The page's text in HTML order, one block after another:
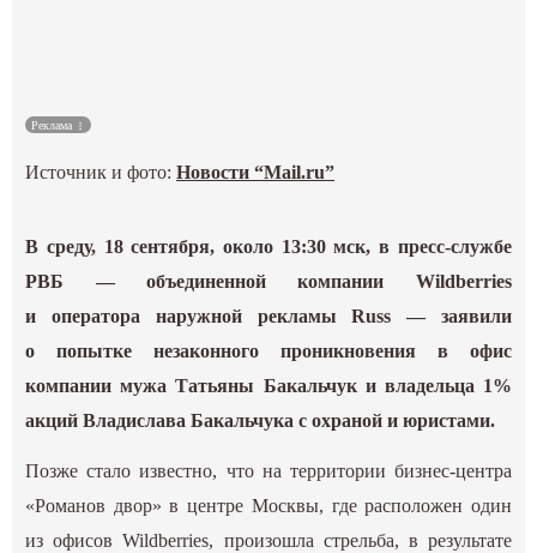
ГИД
Реклама
Источник и фото:Новости “Mail.ru”
В среду, 18 сентября, около 13:30 мск, в пресс-службе
РВБ — объединенной компании Wildberries
и оператора наружной рекламы Russ — заявили
о попытке незаконного проникновения в офис
компании мужа Татьяны Бакальчук и владельца 1%
акций Владислава Бакальчука с охраной и юристами.
Позже стало известно, что на территории бизнес-центра
«Романов двор» в центре Москвы, где расположен один
из офисов Wildberries, произошла стрельба, в результате